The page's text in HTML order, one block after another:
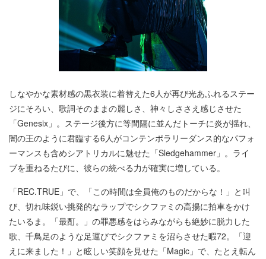
しなやかな素材感の黒衣装に着替えた6人が再び光あふれるステー
ジにそろい、歌詞そのままの麗しさ、神々しささえ感じさせた
「Genesix」。ステージ後方に等間隔に並んだトーチに炎が揺れ、
闇の王のように君臨する6人がコンテンポラリーダンス的なパフォ
ーマンスも含めシアトリカルに魅せた「Sledgehammer」。ライ
ブを重ねるたびに、彼らの統べる力が確実に増している。
「REC.TRUE」で、「この時間は全員俺のものだからな！」と叫
び、切れ味鋭い挑発的なラップでシクファミの高揚に拍車をかけ
たいるま。「最酊。」の罪悪感をはらみながらも絶妙に脱力した
歌、千鳥足のような足運びでシクファミを沼らさせた暇72。「迎
えに来ました！」と眩しい笑顔を見せた「Magic」で、たとえ転ん